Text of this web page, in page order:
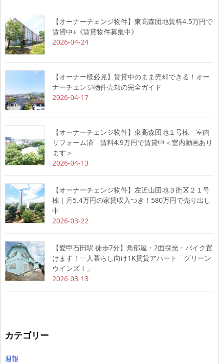
【オーナーチェンジ物件】東高森団地賃料4.5万円で
賃貸中♪《賃貸物件募集中》
2026-04-24
【オーナー様必見】賃貸中のまま売却できる！オー
ナーチェンジ物件売却の完全ガイド
2026-04-17
【オーナーチェンジ物件】東高森団地１号棟 室内
リフォーム済 賃料4.9万円で賃貸中＜室内動画あり
ます＞
2026-04-13
【オーナーチェンジ物件】左近山団地３街区２１号
棟｜月5.4万円の家賃収入つき！580万円で売り出し
中
2026-03-22
【愛甲石田駅 徒歩7分】角部屋・2面採光・バイク置
けます！一人暮らし向け1K賃貸アパート「グリーン
ウインズⅠ」
2026-03-13
カテゴリー
週報